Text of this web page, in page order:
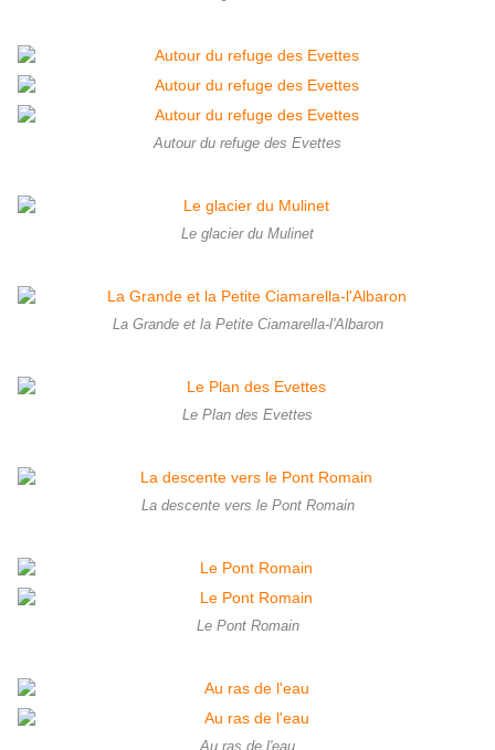
Autour du refuge des Evettes
Le glacier du Mulinet
La Grande et la Petite Ciamarella-l'Albaron
Le Plan des Evettes
La descente vers le Pont Romain
Le Pont Romain
Au ras de l'eau